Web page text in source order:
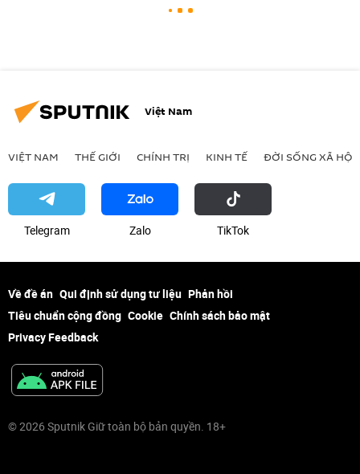
Việt Nam
VIỆT NAM THẾ GIỚI CHÍNH TRỊ KINH TẾ ĐỜI SỐNG XÃ HỘI
Telegram Zalo ТikТоk
Về đề án Qui định sử dụng tư liệu Phản hồi
Tiêu chuẩn cộng đồng Cookie Chính sách bảo mật
Privacy Feedback
© 2026 Sputnik Giữ toàn bộ bản quyền. 18+